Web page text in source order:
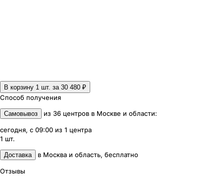
В корзину 1 шт. за 30 480 ₽
Способ получения
Самовывоз из 36 центров в Москве и области:
сегодня, с 09:00 из 1 центра
1 шт.
Доставка в Москва и область, бесплатно
Отзывы